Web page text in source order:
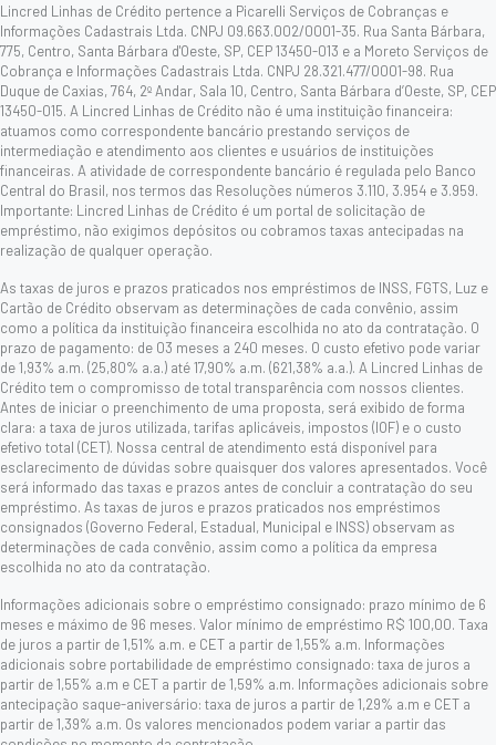
Lincred Linhas de Crédito pertence a Picarelli Serviços de Cobranças e
Informações Cadastrais Ltda. CNPJ 09.663.002/0001-35. Rua Santa Bárbara,
775, Centro, Santa Bárbara d'Oeste, SP, CEP 13450-013 e a Moreto Serviços de
Cobrança e Informações Cadastrais Ltda. CNPJ 28.321.477/0001-98. Rua
Duque de Caxias, 764, 2º Andar, Sala 10, Centro, Santa Bárbara d’Oeste, SP, CEP
13450-015. A Lincred Linhas de Crédito não é uma instituição financeira:
atuamos como correspondente bancário prestando serviços de
intermediação e atendimento aos clientes e usuários de instituições
financeiras. A atividade de correspondente bancário é regulada pelo Banco
Central do Brasil, nos termos das Resoluções números 3.110, 3.954 e 3.959.
Importante: Lincred Linhas de Crédito é um portal de solicitação de
empréstimo, não exigimos depósitos ou cobramos taxas antecipadas na
realização de qualquer operação.
As taxas de juros e prazos praticados nos empréstimos de INSS, FGTS, Luz e
Cartão de Crédito observam as determinações de cada convênio, assim
como a política da instituição financeira escolhida no ato da contratação. O
prazo de pagamento: de 03 meses a 240 meses. O custo efetivo pode variar
de 1,93% a.m. (25,80% a.a.) até 17,90% a.m. (621,38% a.a.). A Lincred Linhas de
Crédito tem o compromisso de total transparência com nossos clientes.
Antes de iniciar o preenchimento de uma proposta, será exibido de forma
clara: a taxa de juros utilizada, tarifas aplicáveis, impostos (IOF) e o custo
efetivo total (CET). Nossa central de atendimento está disponível para
esclarecimento de dúvidas sobre quaisquer dos valores apresentados. Você
será informado das taxas e prazos antes de concluir a contratação do seu
empréstimo. As taxas de juros e prazos praticados nos empréstimos
consignados (Governo Federal, Estadual, Municipal e INSS) observam as
determinações de cada convênio, assim como a política da empresa
escolhida no ato da contratação.
Informações adicionais sobre o empréstimo consignado: prazo mínimo de 6
meses e máximo de 96 meses. Valor mínimo de empréstimo R$ 100,00. Taxa
de juros a partir de 1,51% a.m. e CET a partir de 1,55% a.m. Informações
adicionais sobre portabilidade de empréstimo consignado: taxa de juros a
partir de 1,55% a.m e CET a partir de 1,59% a.m. Informações adicionais sobre
antecipação saque-aniversário: taxa de juros a partir de 1,29% a.m e CET a
partir de 1,39% a.m. Os valores mencionados podem variar a partir das